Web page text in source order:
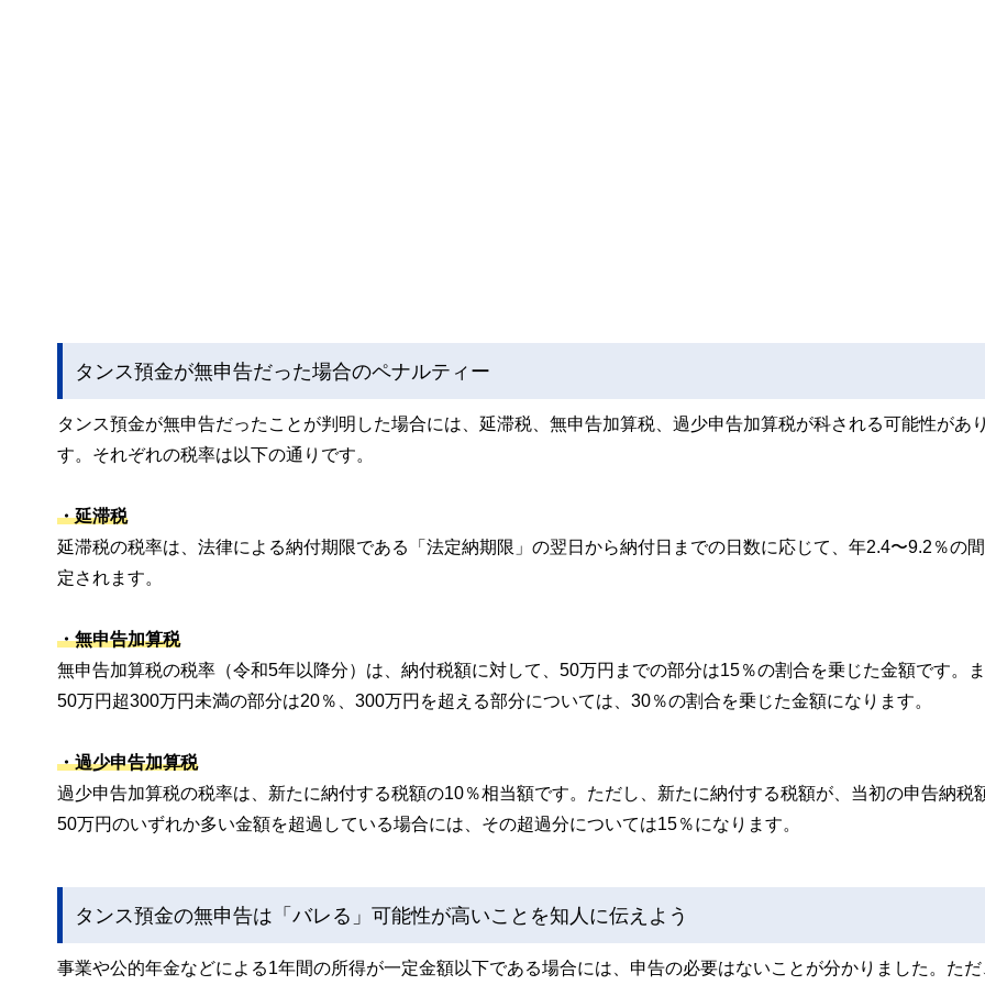
タンス預金が無申告だった場合のペナルティー
タンス預金が無申告だったことが判明した場合には、延滞税、無申告加算税、過少申告加算税が科される可能性があ
す。それぞれの税率は以下の通りです。
・延滞税
延滞税の税率は、法律による納付期限である「法定納期限」の翌日から納付日までの日数に応じて、年2.4〜9.2％の
定されます。
・無申告加算税
無申告加算税の税率（令和5年以降分）は、納付税額に対して、50万円までの部分は15％の割合を乗じた金額です。
50万円超300万円未満の部分は20％、300万円を超える部分については、30％の割合を乗じた金額になります。
・過少申告加算税
過少申告加算税の税率は、新たに納付する税額の10％相当額です。ただし、新たに納付する税額が、当初の申告納税
50万円のいずれか多い金額を超過している場合には、その超過分については15％になります。
タンス預金の無申告は「バレる」可能性が高いことを知人に伝えよう
事業や公的年金などによる1年間の所得が一定金額以下である場合には、申告の必要はないことが分かりました。ただ